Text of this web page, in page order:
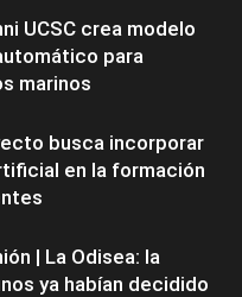
UCSC crea modelo
para
marinos
busca incorporar
en la formación
| La Odisea: la
ya habían decidido